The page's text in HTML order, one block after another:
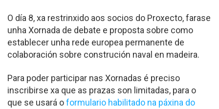
O día 8, xa restrinxido aos socios do Proxecto, farase
unha Xornada de debate e proposta sobre como
establecer unha rede europea permanente de
colaboración sobre construción naval en madeira.
Para poder participar nas Xornadas é preciso
inscribirse xa que as prazas son limitadas, para o
que se usará oformulario habilitado na páxina do